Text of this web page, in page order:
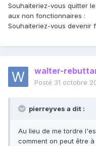
Souhaiteriez-vous quitter
aux non fonctionnaires :
Souhaiteriez-vous devenir
walter-
Posté 31 octobre
pierreyves a dit :
Au lieu de me tordre
comment on peut être